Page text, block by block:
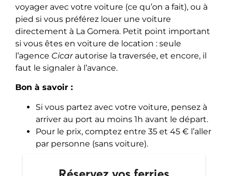
voyager avec votre voiture (ce qu’on a fait), ou à
pied si vous préférez louer une voiture
directement à La Gomera. Petit point important
si vous êtes en voiture de location : seule
l’agence Cicarautorise la traversée, et encore, il
faut le signaler à l’avance.
Bon à savoir :
Si vous partez avec votre voiture, pensez à
arriver au port au moins 1h avant le départ.
Pour le prix, comptez entre 35 et 45 € l’aller
par personne (sans voiture).